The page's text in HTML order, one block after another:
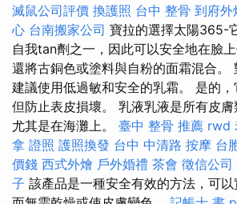
滅鼠公司評價 換護照 台中 整骨 到府外
心 台南搬家公司 寶拉的選擇太陽365-
自我tan劑之一，因此可以安全地在臉
還將古銅色或塗料與自粉的面霜混合。
建議使用低過敏和安全的乳霜。 是的，
但防止表皮損壞。 乳液乳液是所有皮膚
尤其是在海灘上。 臺中 整骨 推薦 rwd
拿 證照 護照換發 台中 中清路 按摩 台
價錢 西式外燴 戶外婚禮 茶會 徵信公司
子 該產品是一種安全有效的方法，可以